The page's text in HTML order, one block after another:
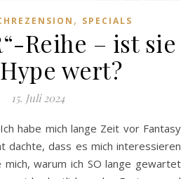
, SPECIALS
Reihe – ist sie
wert?
15. Juli 2024
dachte, dass es mich interessieren
warum ich SO lange gewartet